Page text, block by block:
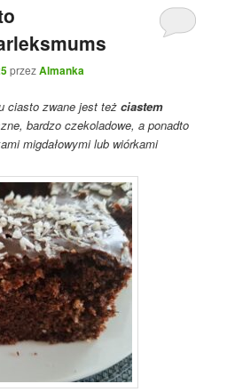
przezAlmanka
ciasto zwane jest teżciastem
bardzo czekoladowe, a ponadto
migdałowymi lub wiórkami